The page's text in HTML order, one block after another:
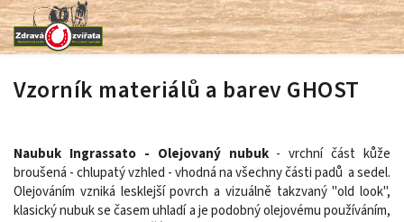
Vzorník materiálů a barev GHOST
Naubuk Ingrassato - Olejovaný nubuk- vrchní část kůže
broušená - chlupatý vzhled - vhodná na všechny části padů a sedel.
Olejováním vzniká lesklejší povrch a vizuálně takzvaný "old look",
klasický nubuk se časem uhladí a je podobný olejovému používáním,